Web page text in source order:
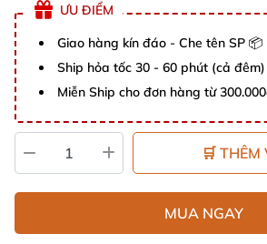
ƯU ĐIỂM
Giao hàng kín đáo - Che tên SP 📦
Ship hỏa tốc 30 - 60 phút (cả đêm)
Miễn Ship cho đơn hàng từ
🛒 THÊM
MUA NGAY